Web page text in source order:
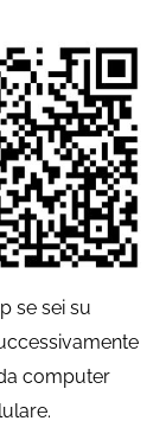
se sei su
computer